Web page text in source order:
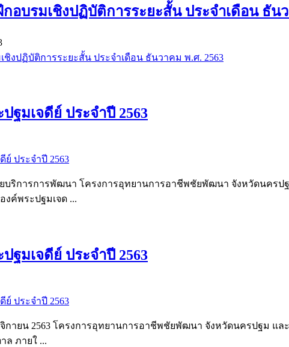
อบรมเชิงปฏิบัติการระยะสั้น ประจำเดือน ธัน
ฐมเจดีย์ ประจำปี 2563
ยบริการการพัฒนา โครงการอุทยานการอาชีพชัยพัฒนา จังหวัดนค
ค์พระปฐมเจด ...
ฐมเจดีย์ ประจำปี 2563
กายน 2563 โครงการอุทยานการอาชีพชัยพัฒนา จังหวัดนครปฐม
ล ภายใ ...